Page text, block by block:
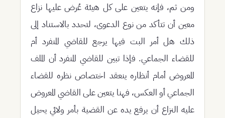
ومن ثم، فإنه يتعين على كل هيئة عُرض عليها نزاع
معين أن تتأكد من نوع الدعوى، لتحدد بالاستناد إلى
ذلك هل أمر البت فيها يرجع للقاضي المنفرد أم
للقضاء الجماعي. فإذا تبين للقاضي المنفرد أن الملف
المعروض أمام أنظاره ينعقد اختصاص نظره للقضاء
الجماعي أو العكس، فهنا يتعين على القاضي المعروض
عليه النزاع أن يرفع يده عن القضية بأمر ولائي يحيل